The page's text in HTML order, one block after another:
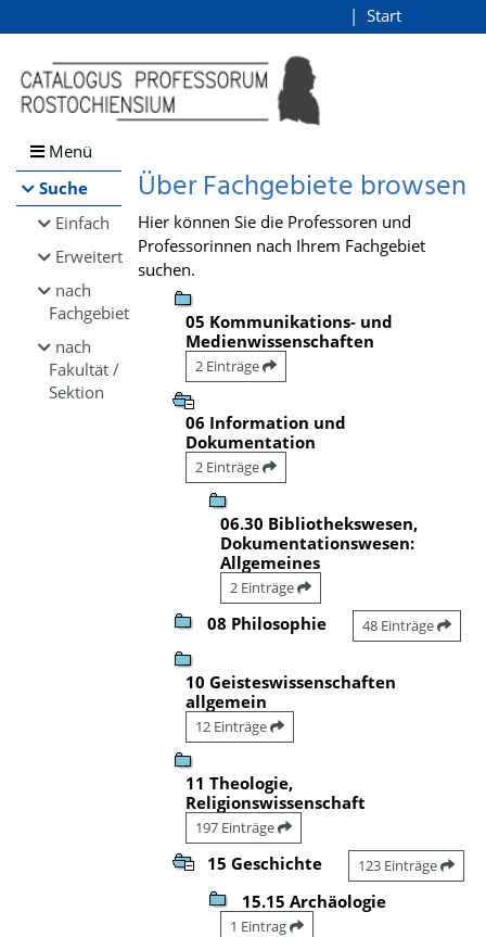
Browsen
direkt zum Inhalt
Start
Menü
Suche
Einfach
Erweitert
nach
Fachgebiet
nach
Fakultät /
Sektion
Über Fachgebiete browsen
Hier können Sie die Professoren und
Professorinnen nach Ihrem Fachgebiet
suchen.
05 Kommunikations- und
Medienwissenschaften
2 Einträge
06 Information und
Dokumentation
2 Einträge
06.30 Bibliothekswesen,
Dokumentationswesen:
Allgemeines
2 Einträge
08 Philosophie 48 Einträge
10 Geisteswissenschaften
allgemein
12 Einträge
11 Theologie,
Religionswissenschaft
197 Einträge
15 Geschichte 123 Einträge
15.15 Archäologie
1 Eintrag